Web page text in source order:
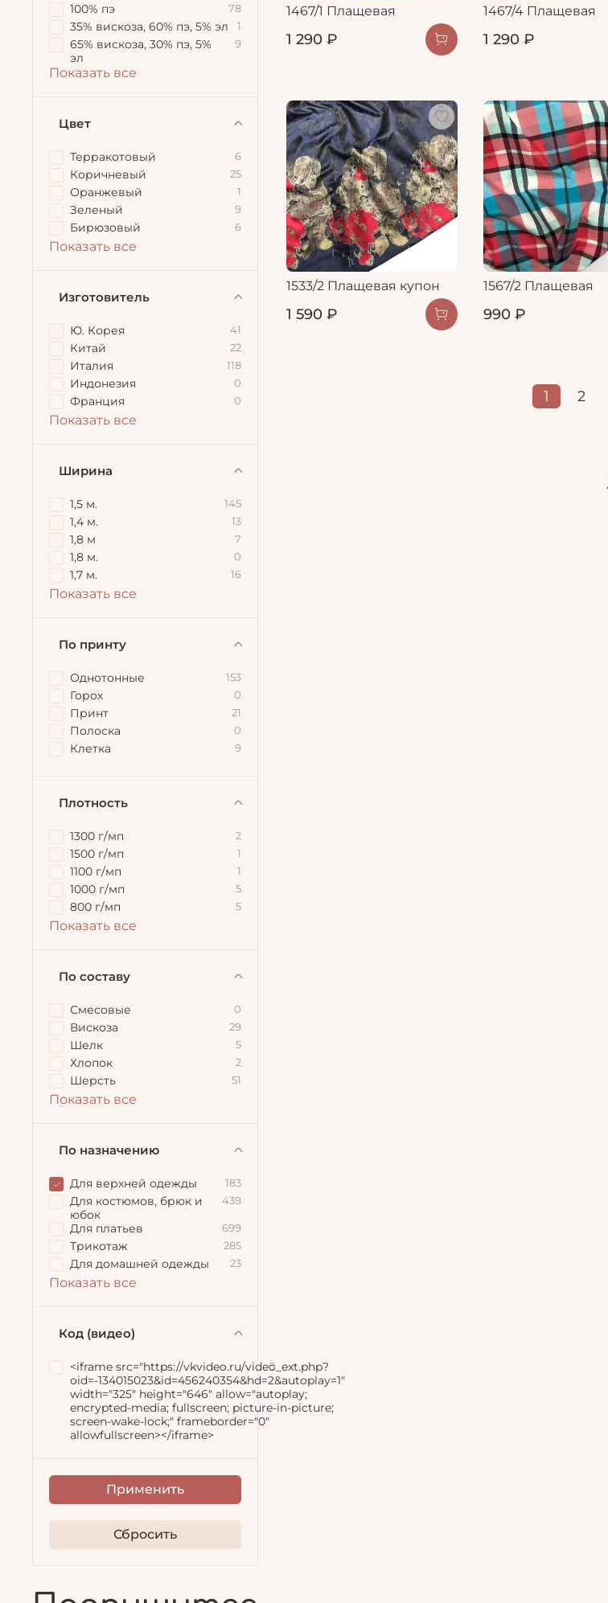
1467/1 Плащевая
1 290 ₽
1467/4 Плащевая
1 290 ₽
1533/2 Плащевая купон
1 590 ₽
1567/2 Плащевая
990 ₽
1 2
100% пэ 78
35% вискоза, 60% пэ, 5% эл 1
65% вискоза, 30% пэ, 5%
эл
9
Показать все
Цвет
Терракотовый 6
Коричневый 25
Оранжевый 1
Зеленый 9
Бирюзовый 6
Показать все
Изготовитель
Ю. Корея 41
Китай 22
Италия 118
Индонезия 0
Франция 0
Показать все
Ширина
1,5 м. 145
1,4 м. 13
1,8 м 7
1,8 м. 0
1,7 м. 16
Показать все
По принту
Однотонные 153
Горох 0
Принт 21
Полоска 0
Клетка 9
Плотность
1300 г/мп 2
1500 г/мп 1
1100 г/мп 1
1000 г/мп 5
800 г/мп 5
Показать все
По составу
Смесовые 0
Вискоза 29
Шелк 5
Хлопок 2
Шерсть 51
Показать все
По назначению
Для верхней одежды 183
Для костюмов, брюк и
юбок
439
Для платьев 699
Трикотаж 285
Для домашней одежды 23
Показать все
Код (видео)
<iframe src="https://vkvideo.ru/video_ext.php?
oid=-134015023&id=456240354&hd=2&autoplay=1"
width="325" height="646" allow="autoplay;
encrypted-media; fullscreen; picture-in-picture;
screen-wake-lock;" frameborder="0"
allowfullscreen></iframe>
0
Применить
Сбросить